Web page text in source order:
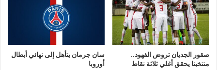
صقور الجديان تروض الفهود..
منتخبنا يحقق أغلي ثلاثة نقاط
سان جرمان يتأهل إلى نهائي أبطال
أوروبا